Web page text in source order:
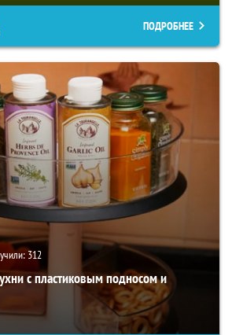
ПОДРОБНЕЕ
312
с пластиковым подносом и